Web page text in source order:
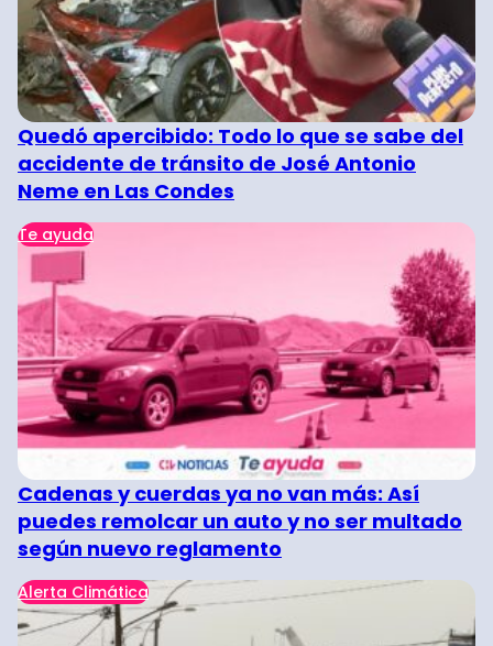
Quedó apercibido: Todo lo que se sabe del
accidente de tránsito de José Antonio
Neme en Las Condes
Te ayuda
Cadenas y cuerdas ya no van más: Así
puedes remolcar un auto y no ser multado
según nuevo reglamento
Alerta Climática